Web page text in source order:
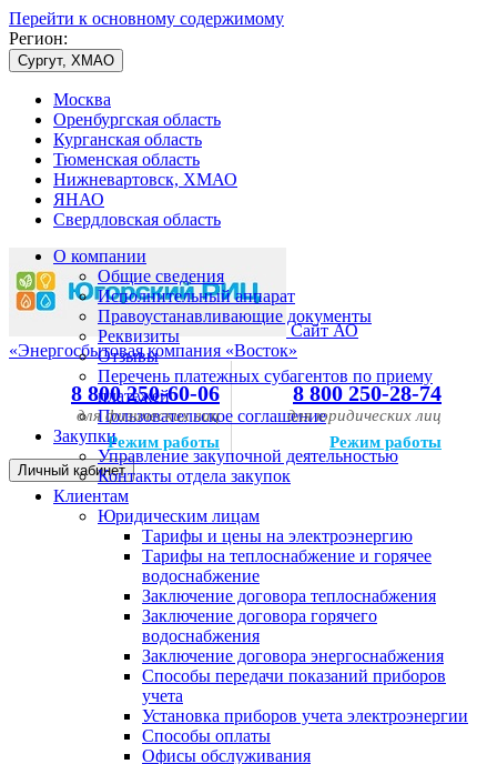
Перейти к основному содержимому
Регион:
Сургут, ХМАО
Москва
Оренбургская область
Курганская область
Тюменская область
Нижневартовск, ХМАО
ЯНАО
Свердловская область
Сайт АО
«Энергосбытовая компания «Восток»
8 800 250-60-06
для физических лиц
Режим работы
8 800 250-28-74
для юридических лиц
Режим работы
Личный кабинет
О компании
Общие сведения
Исполнительный аппарат
Правоустанавливающие документы
Реквизиты
Отзывы
Перечень платежных субагентов по приему
платежей
Пользовательское соглашение
Закупки
Управление закупочной деятельностью
Контакты отдела закупок
Клиентам
Юридическим лицам
Тарифы и цены на электроэнергию
Тарифы на теплоснабжение и горячее
водоснабжение
Заключение договора теплоснабжения
Заключение договора горячего
водоснабжения
Заключение договора энергоснабжения
Способы передачи показаний приборов
учета
Установка приборов учета электроэнергии
Способы оплаты
Офисы обслуживания